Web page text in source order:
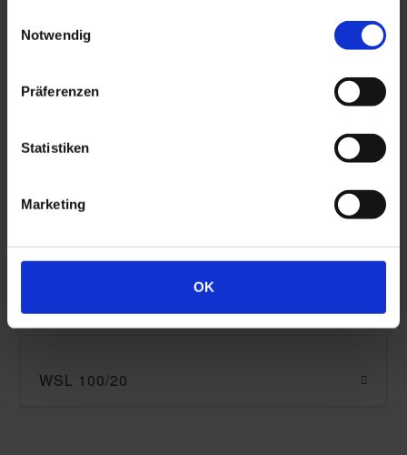
Cookies, wenn Sie unsere Webseite weiterhin nutzen.
Notwendig
Präferenzen
Statistiken
Marketing
OK
WSL 60/16 Objekt-SK
WSL 100/20